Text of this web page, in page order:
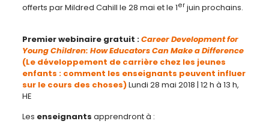
offerts par Mildred Cahill le 28 mai et le 1erjuin prochains.
Premier webinaire gratuit :Career Development for
Young Children: How Educators Can Make a Difference
(Le développement de carrière chez les jeunes
enfants : comment les enseignants peuvent influer
sur le cours des choses)Lundi 28 mai 2018 | 12 h à 13 h,
HE
Les enseignants apprendront à :